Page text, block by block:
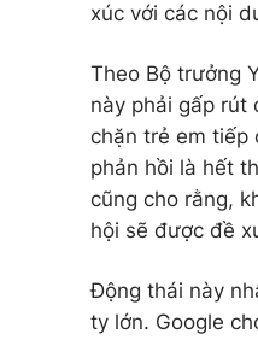
xúc với các nội
Theo Bộ trưởng
này phải gấp rút
chặn trẻ em tiếp
phản hồi là hết
cũng cho rằng,
hội sẽ được đề
Động thái này
ty lớn. Google